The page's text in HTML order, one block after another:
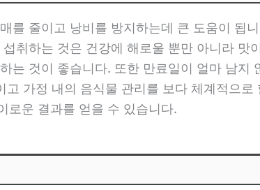
를 줄이고 낭비를 방지하는데 큰 도움이 됩
취하는 것은 건강에 해로울 뿐만 아니라 맛
는 것이 좋습니다. 또한 만료일이 얼마 남지
가정 내의 음식물 관리를 보다 체계적으
로운 결과를 얻을 수 있습니다.